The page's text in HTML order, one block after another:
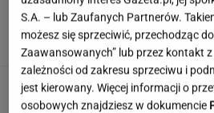
Ten quiz wiedzy
i oczytanych od
To nie droga na
naprawdę wygląda
S.A. – lub Zaufanych Partnerów.
możesz się sprzeciwić, przechodząc
Zaawansowanych” lub przez kontakt
zależności od zakresu sprzeciwu i
jest kierowany. Więcej informacji o
osobowych znajdziesz w dokumencie